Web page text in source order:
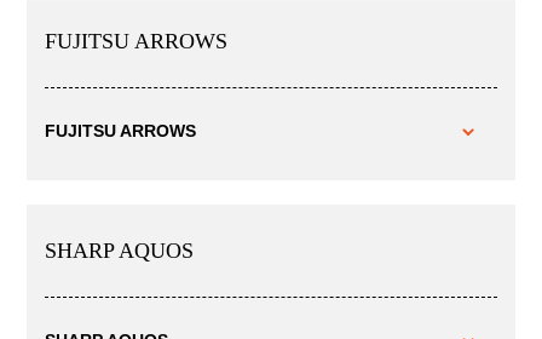
FUJITSU ARROWS
FUJITSU ARROWS
SHARP AQUOS